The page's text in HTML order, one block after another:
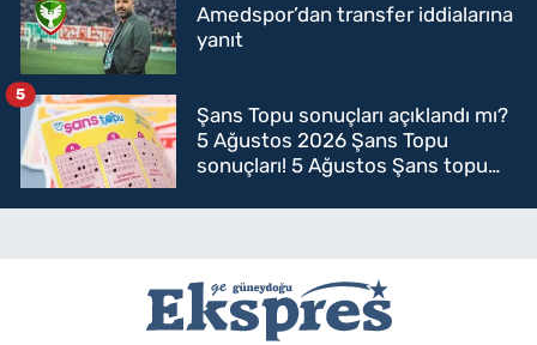
Amedspor’dan transfer iddialarına
yanıt
Şans Topu sonuçları açıklandı mı?
5 Ağustos 2026 Şans Topu
sonuçları! 5 Ağustos Şans topu
5